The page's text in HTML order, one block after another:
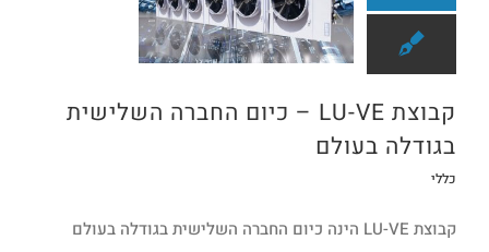
קבוצת LU-VE – כיום החברה השלישית
בגודלה בעולם
כללי
קבוצת LU-VE הינה כיום החברה השלישית בגודלה בעולם